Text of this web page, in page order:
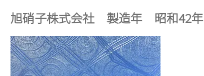
旭硝子株式会社 製造年 昭和42年